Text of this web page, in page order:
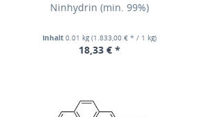
Ninhydrin (min. 99%)
Inhalt 0.01 kg(1.833,00 € * / 1 kg)
18,33 € *